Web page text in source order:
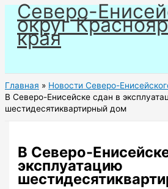
Перейти
содержимому
Северо-
округ
края
Главная
Новости Северо-
В Северо-Енисейске сдан в
шестидесятиквартирный дом
В Северо-
эксплуатацию